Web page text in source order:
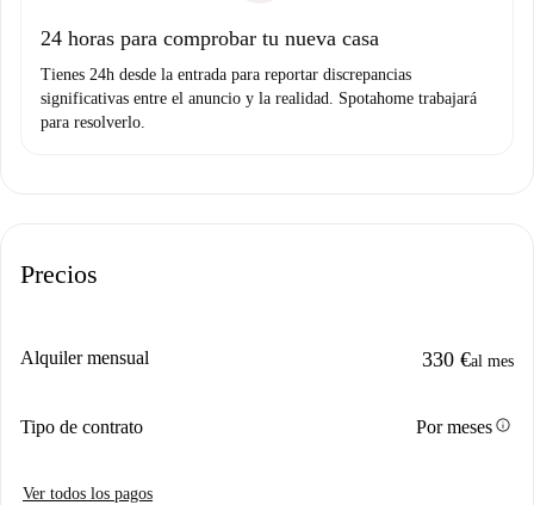
24 horas para comprobar tu nueva casa
Tienes 24h desde la entrada para reportar discrepancias
significativas entre el anuncio y la realidad. Spotahome trabajará
para resolverlo.
Precios
Alquiler mensual 330 €al mes
Tipo de contrato Por mesesinfo
Ver todos los pagos